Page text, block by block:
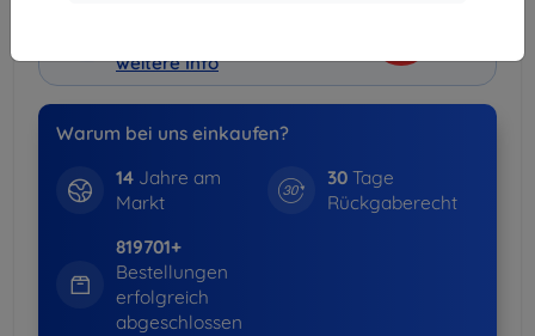
weitere Info
Warum bei uns einkaufen?
14Jahre am
Markt
30 Tage
Rückgaberecht
819701+
Bestellungen
erfolgreich
abgeschlossen